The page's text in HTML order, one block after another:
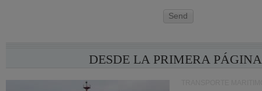
Send
DESDE LA PRIMERA PÁGINA